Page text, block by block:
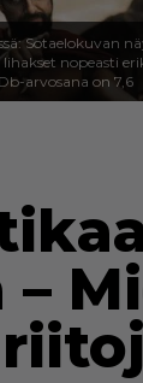
Sotaelokuvan
nopeasti
arvosana on 7,6